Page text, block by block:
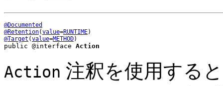
@Documented
@Retention(value=RUNTIME
@Target (value=METHOD
public @interface Action
Action 注釈を使用する